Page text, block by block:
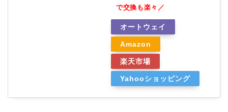
で交換も楽々／
オートウェイ
Amazon
楽天市場
Yahooショッピング